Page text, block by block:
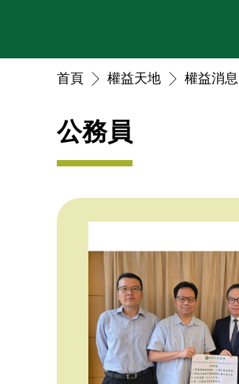
首頁 權益天地 權益消息
公務員